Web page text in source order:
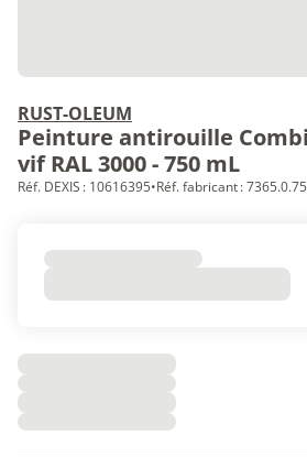
RUST-OLEUM
Peinture antirouille
vif RAL 3000 - 750 mL
Réf. DEXIS : 10616395•Réf. fabricant : 7365.0.75